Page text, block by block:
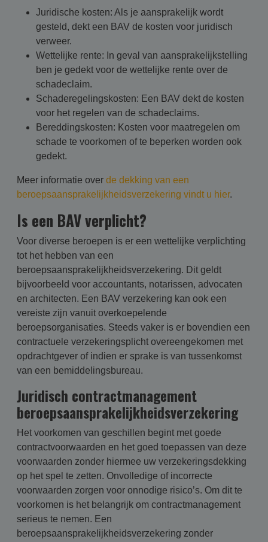
Juridische kosten: Als je aansprakelijk wordt
gesteld, dekt een BAV de kosten voor juridisch
verweer.
Wettelijke rente: In geval van aansprakelijkstelling
ben je gedekt voor de wettelijke rente over de
schadeclaim.
Schaderegelingskosten: Een BAV dekt de kosten
voor het regelen van de schadeclaims.
Bereddingskosten: Kosten voor maatregelen om
schade te voorkomen of te beperken worden ook
gedekt.
Meer informatie over de dekking van een
beroepsaansprakelijkheidsverzekering vindt u hier.
Is een BAV verplicht?
Voor diverse beroepen is er een wettelijke verplichting
tot het hebben van een
beroepsaansprakelijkheidsverzekering. Dit geldt
bijvoorbeeld voor accountants, notarissen, advocaten
en architecten. Een BAV verzekering kan ook een
vereiste zijn vanuit overkoepelende
beroepsorganisaties. Steeds vaker is er bovendien een
contractuele verzekeringsplicht overeengekomen met
opdrachtgever of indien er sprake is van tussenkomst
van een bemiddelingsbureau.
Juridisch contractmanagement
beroepsaansprakelijkheidsverzekering
Het voorkomen van geschillen begint met goede
contractvoorwaarden en het goed toepassen van deze
voorwaarden zonder hiermee uw verzekeringsdekking
op het spel te zetten. Onvolledige of incorrecte
voorwaarden zorgen voor onnodige risico’s. Om dit te
voorkomen is het belangrijk om contractmanagement
serieus te nemen. Een
beroepsaansprakelijkheidsverzekering zonder